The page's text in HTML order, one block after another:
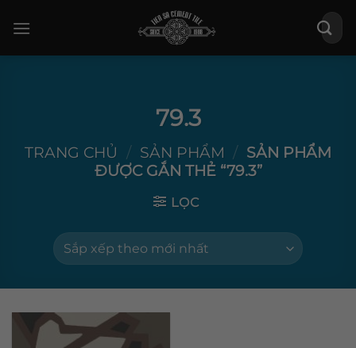
qua
Tìm
kiếm:
79.3
TRANG CHỦ / SẢN PHẨM / SẢN PHẨM
ĐƯỢC GẮN THẺ “79.3”
LỌC